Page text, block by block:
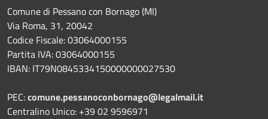
Comune di Pessano con Bornago (MI)
Via Roma, 31, 20042
Codice Fiscale: 03064000155
Partita IVA: 03064000155
IBAN: IT79N0845334150000000027530
PEC:comune.pessanoconbornago@legalmail.it
Centralino Unico: +39 02 9596971